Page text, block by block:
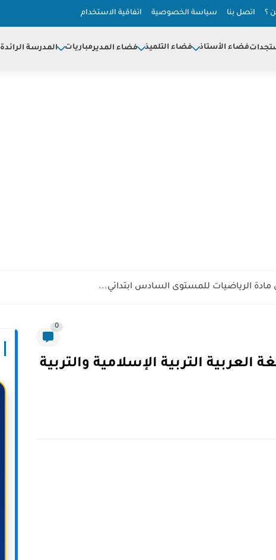
؟ اتصل بنا سياسة الخصوصية اتفاقية الاستخدام
فضاء الأستاذ فضاء التلميذ فضاء المديرمباريات المدرسة الرائدة
مادة الرياضيات للمستوى السادس ابتدائي...
0
العربية التربية الإسلامية والتربية